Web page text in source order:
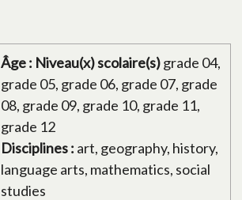
Âge : Niveau(x) scolaire(s)grade 04,
grade 05, grade 06, grade 07, grade
08, grade 09, grade 10, grade 11,
grade 12
Disciplines : art, geography, history,
language arts, mathematics, social
studies